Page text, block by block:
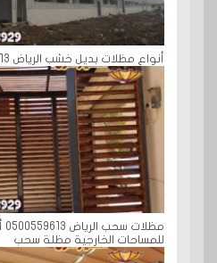
أنواع مظلات بديل خشب الرياض 0500559613
للمساحات الخارجية مظلة سحب